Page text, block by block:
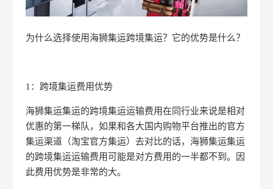
为什么选择使用海狮集运跨境集运？它的优势是什么？
1：跨境集运费用优势
海狮集运集运的跨境集运运输费用在同行业来说是相对
优惠的第一梯队，如果和各大国内购物平台推出的官方
集运渠道（淘宝官方集运）去对比的话，海狮集运集运
的跨境集运运输费用可能是对方费用的一半都不到。因
此费用优势是非常的大。